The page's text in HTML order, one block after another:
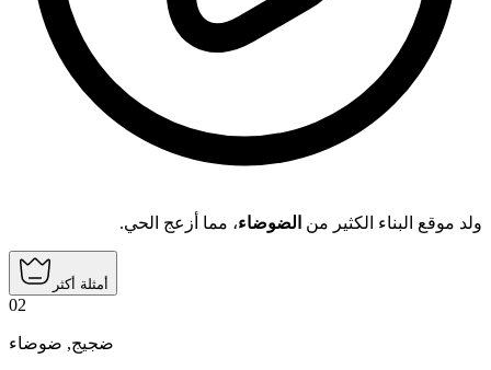
ولد موقع البناء الكثير من الضوضاء، مما أزعج الحي.
أمثلة أكثر
02
ضجيج, ضوضاء